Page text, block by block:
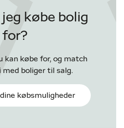
jeg købe bolig
for?
kan købe for, og match
med boliger til salg.
købsmuligheder